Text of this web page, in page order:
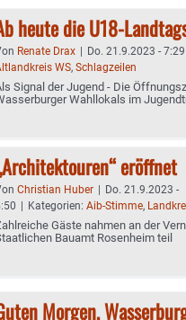
heute die U18-
Renate Drax | Do. 21.9.2023 - 7:29
WS, Schlagzeilen
Signal der Jugend - Die
Wahllokals im
eröffnet
Christian Huber | Do. 21.9.2023 -
| Kategorien: Aib-Stimme,
Gäste nahmen an der
Bauamt Rosenheim teil
Morgen,